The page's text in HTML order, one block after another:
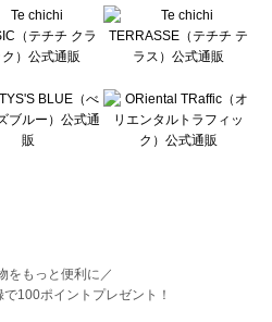
をもっと便利に／
100ポイントプレゼント！